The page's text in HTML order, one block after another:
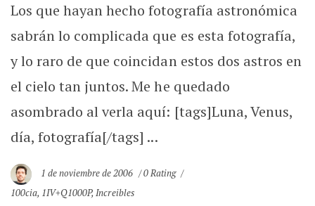
Los que hayan hecho fotografía astronómica
sabrán lo complicada que es esta fotografía,
y lo raro de que coincidan estos dos astros en
el cielo tan juntos. Me he quedado
asombrado al verla aquí: [tags]Luna, Venus,
día, fotografía[/tags] ...
1 de noviembre de 2006
0 Rating
100cia, 1IV+Q1000P,Increibles